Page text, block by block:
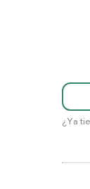
¿Ya